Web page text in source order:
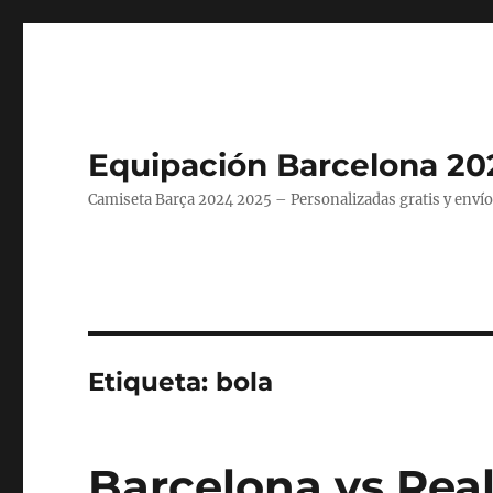
Equipación Barcelona
Camiseta Barça 2024 2025 – Personalizadas gratis y
Etiqueta: bola